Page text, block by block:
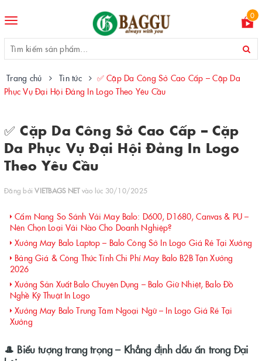
Toggle
0
Trang chủ Tin tức
✅ Cặp Da Công Sở Cao Cấp – Cặp Da
Phục Vụ Đại Hội Đảng In Logo Theo Yêu Cầu
✅ Cặp Da Công Sở Cao Cấp – Cặp
Da Phục Vụ Đại Hội Đảng In Logo
Theo Yêu Cầu
Đăng bởiVIETBAGS NETvào lúc 30/10/2025
Cẩm Nang So Sánh Vải May Balo: D600, D1680, Canvas & PU –
Nên Chọn Loại Vải Nào Cho Doanh Nghiệp?
Xưởng May Balo Laptop – Balo Công Sở In Logo Giá Rẻ Tại Xưởng
Bảng Giá & Công Thức Tính Chi Phí May Balo B2B Tận Xưởng
2026
Xưởng Sản Xuất Balo Chuyên Dụng – Balo Giữ Nhiệt, Balo Đồ
Nghề Kỹ Thuật In Logo
Xưởng May Balo Trung Tâm Ngoại Ngữ – In Logo Giá Rẻ Tại
Xưởng
🎩 Biểu tượng trang trọng – Khẳng định dấu ấn trong Đại